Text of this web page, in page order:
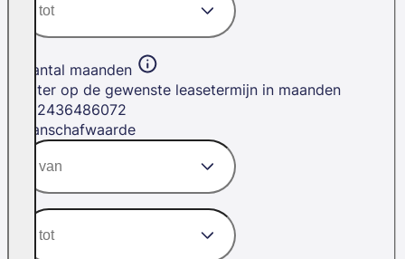
Aantal maanden
Filter op de gewenste leasetermijn in maanden
2436486072
Aanschafwaarde